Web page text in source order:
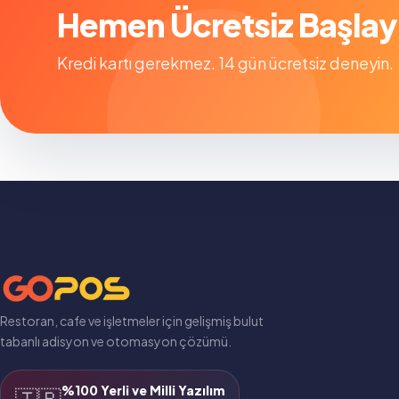
Hemen Ücretsiz
Kredi kartı gerekmez. 14 gün ücretsiz deneyin.
Restoran, cafe ve işletmeler için gelişmiş bulut
tabanlı adisyon ve otomasyon çözümü.
%100 Yerli ve Milli Yazılım